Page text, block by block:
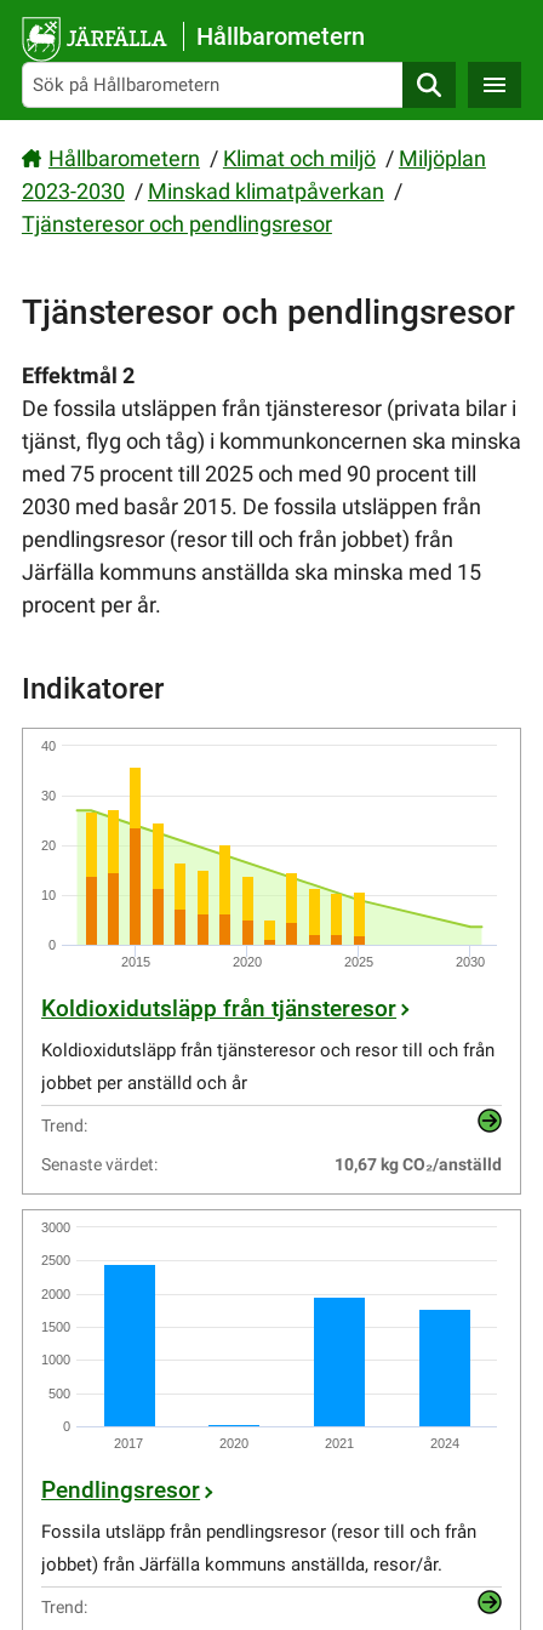
Gå direkt till sidans innehåll
Hållbarometern
Sök
Hållbarometern / Klimat och miljö / Miljöplan
2023-2030 / Minskad klimatpåverkan /
Tjänsteresor och pendlingsresor
Tjänsteresor och pendlingsresor
Effektmål 2
De fossila utsläppen från tjänsteresor (privata bilar i
tjänst, flyg och tåg) i kommunkoncernen ska minska
med 75 procent till 2025 och med 90 procent till
2030 med basår 2015. De fossila utsläppen från
pendlingsresor (resor till och från jobbet) från
Järfälla kommuns anställda ska minska med 15
procent per år.
Indikatorer
2020
2015 2025 2030
0
10
20
30
40
Koldioxidutsläpp från tjänsteresor
Koldioxidutsläpp från tjänsteresor och resor till och från
jobbet per anställd och år
Trend:
Senaste värdet:
10,67 kg CO₂/anställd
2017 2020 2021 2024
0
500
1000
1500
2000
2500
3000
Pendlingsresor
Fossila utsläpp från pendlingsresor (resor till och från
jobbet) från Järfälla kommuns anställda, resor/år.
Trend: